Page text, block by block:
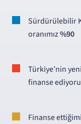
Sürdürülebilir
oranımız%90
Türkiye’nin
finanse
Finanse